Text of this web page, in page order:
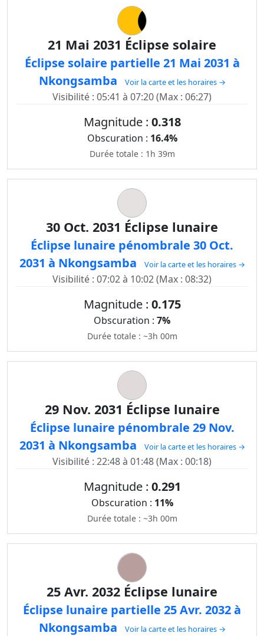
21 Mai 2031 Éclipse solaire
Éclipse solaire partielle 21 Mai 2031 à
Nkongsamba
Voir la carte et les horaires →
Visibilité : 05:41 à 07:20 (Max : 06:27)
Magnitude : 0.318
Obscuration : 16.4%
Durée totale : 1h 39m
30 Oct. 2031 Éclipse lunaire
Éclipse lunaire pénombrale 30 Oct.
2031 à Nkongsamba
Voir la carte et les horaires →
Visibilité : 07:02 à 10:02 (Max : 08:32)
Magnitude : 0.175
Obscuration : 7%
Durée totale : ~3h 00m
29 Nov. 2031 Éclipse lunaire
Éclipse lunaire pénombrale 29 Nov.
2031 à Nkongsamba
Voir la carte et les horaires →
Visibilité : 22:48 à 01:48 (Max : 00:18)
Magnitude : 0.291
Obscuration : 11%
Durée totale : ~3h 00m
25 Avr. 2032 Éclipse lunaire
Éclipse lunaire partielle 25 Avr. 2032 à
Nkongsamba
Voir la carte et les horaires →